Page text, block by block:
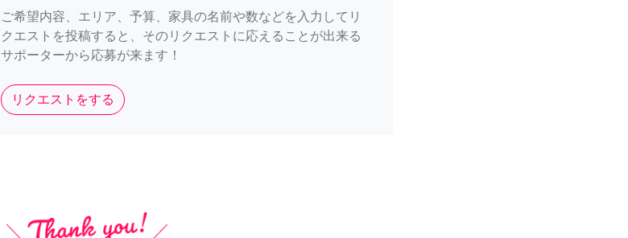
ご希望内容、エリア、予算、家具の名前や数などを入力してリ
クエストを投稿すると、そのリクエストに応えることが出来る
サポーターから応募が来ます！
リクエストをする